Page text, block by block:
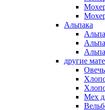
Альпака
другие
Мех